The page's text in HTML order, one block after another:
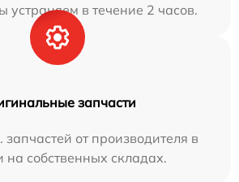
устраняем в течение 2 часов.
запчасти
запчастей от производителя в
на собственных складах.